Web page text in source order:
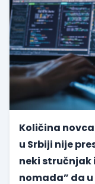
Količina
u Srbiji nije
neki
nomada” da